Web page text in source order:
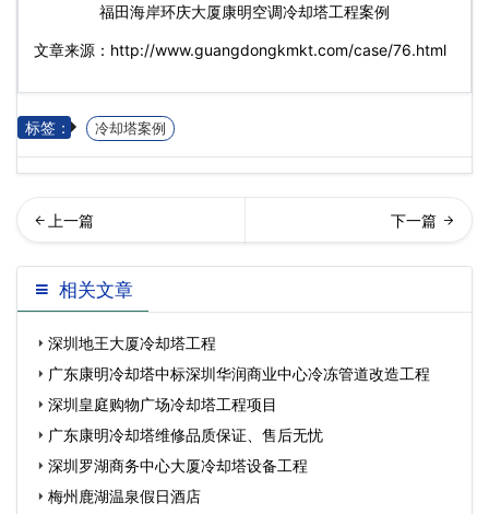
福田海岸环庆大厦康明空调冷却塔工程案例
文章来源：http://www.guangdongkmkt.com/case/76.html
标签： 冷却塔案例
却塔工程案例深圳罗湖商务
中心大厦…
却塔填料更换改造工程
相关文章
深圳地王大厦冷却塔工程
广东康明冷却塔中标深圳华润商业中心冷冻管道改造工程
深圳皇庭购物广场冷却塔工程项目
广东康明冷却塔维修品质保证、售后无忧
深圳罗湖商务中心大厦冷却塔设备工程
梅州鹿湖温泉假日酒店